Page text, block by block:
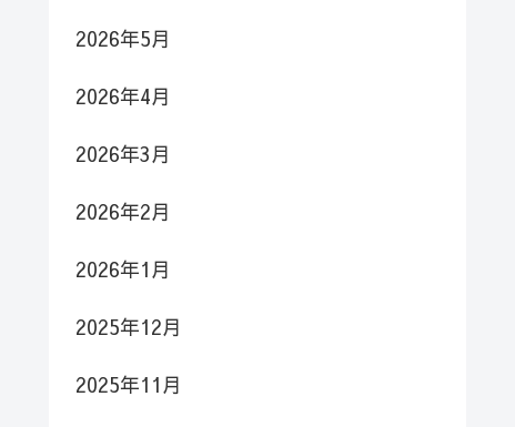
2026年5月
2026年4月
2026年3月
2026年2月
2026年1月
2025年12月
2025年11月